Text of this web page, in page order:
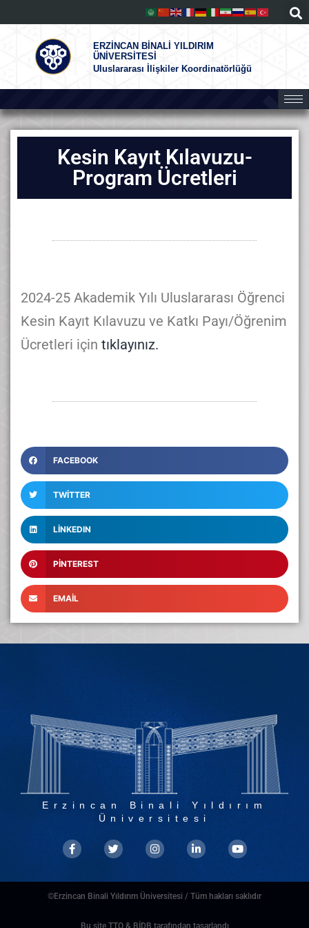
ERZİNCAN BİNALİ YILDIRIM
ÜNİVERSİTESİ
Uluslararası İlişkiler Koordinatörlüğü
Kesin Kayıt Kılavuzu-
Program Ücretleri
2024-25 Akademik Yılı Uluslararası Öğrenci
Kesin Kayıt Kılavuzu ve Katkı Payı/Öğrenim
Ücretleri için tıklayınız.
FACEBOOK
TWITTER
LINKEDIN
PINTEREST
EMAIL
Erzincan Binali Yıldırım
Üniversitesi
©Erzincan Binali Yıldırım Üniversitesi / Tüm hakları saklıdır